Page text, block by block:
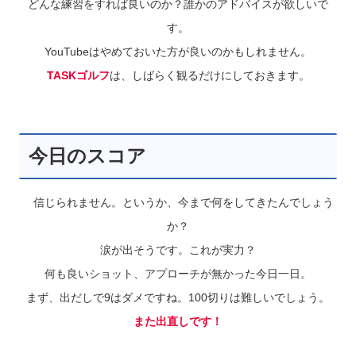
どんな練習をすれば良いのか？誰かのアドバイスが欲しいで
す。
YouTubeはやめておいた方が良いのかもしれません。
TASKゴルフは、しばらく観るだけにしておきます。
今日のスコア
信じられません。というか、今まで何をしてきたんでしょう
か？
涙が出そうです。これが実力？
何も良いショット、アプローチが無かった今日一日。
まず、出だしで9はダメですね。100切りは難しいでしょう。
また出直しです！